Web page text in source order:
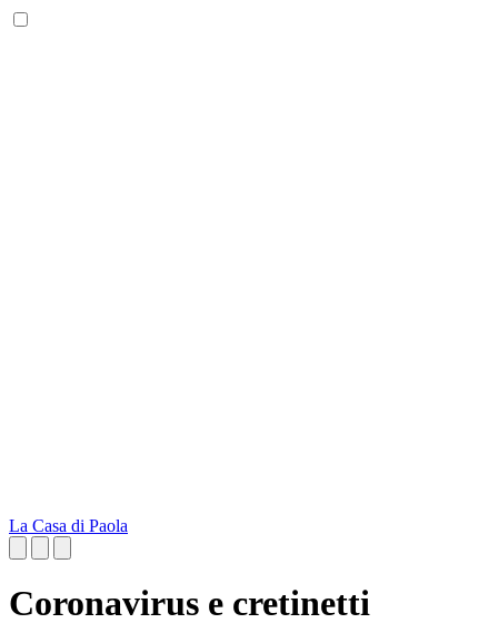
La Casa di Paola
Coronavirus e cretinetti